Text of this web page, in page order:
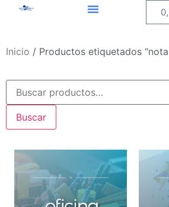
Inicio / Productos etiquetados
Buscar